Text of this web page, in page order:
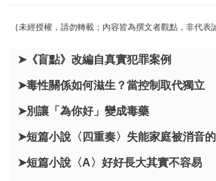
｛未經授權，請勿轉載；內容皆為撰文者觀點，非代表
➤《盲點》改編自真實犯罪案例
➤毒性關係如何滋生？當控制取代獨立
➤別讓「為你好」變成毒藥
➤短篇小說〈四重奏〉失能家庭被消音
➤短篇小說〈A〉好好長大其實不容易